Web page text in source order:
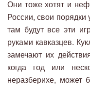
Они тоже хотят и
России, свои порядки
там будут все эти
руками кавказцев.
замечают их
когда год или
неразберихе, может